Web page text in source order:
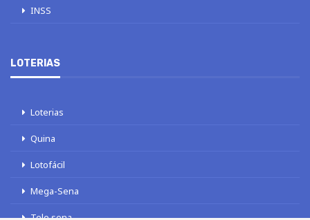
INSS
LOTERIAS
Loterias
Quina
Lotofácil
Mega-Sena
Tele sena